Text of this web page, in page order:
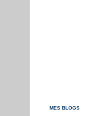
MES BLOGS